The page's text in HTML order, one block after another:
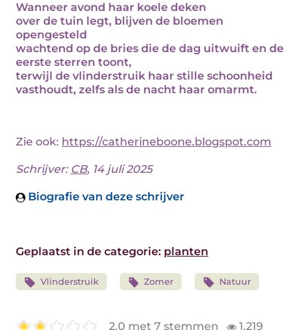
Wanneer avond haar koele deken
over de tuin legt, blijven de bloemen
opengesteld
wachtend op de bries die de dag uitwuift en de
eerste sterren toont,
terwijl de vlinderstruik haar stille schoonheid
vasthoudt, zelfs als de nacht haar omarmt.
Zie ook: https://catherineboone.blogspot.com
Schrijver: CB, 14 juli 2025
Biografie van deze schrijver
Geplaatst in de categorie: planten
Vlinderstruik Zomer Natuur
2.0 met 7 stemmen 1.219